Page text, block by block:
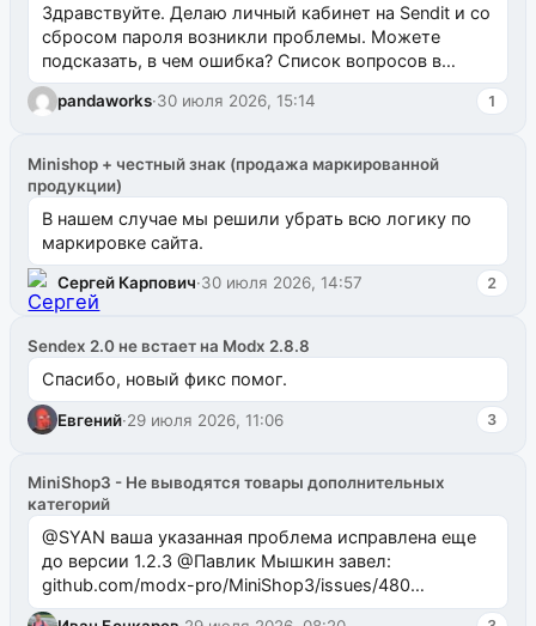
Здравствуйте. Делаю личный кабинет на Sendit и со
сбросом пароля возникли проблемы. Можете
подсказать, в чем ошибка? Список вопросов в
одноименном разделе на modx.pro пока пуст, и,...
pandaworks·30 июля 2026, 15:14 1
Minishop + честный знак (продажа маркированной
продукции)
В нашем случае мы решили убрать всю логику по
маркировке сайта.
Сергей Карпович·30 июля 2026, 14:57 2
Sendex 2.0 не встает на Modx 2.8.8
Спасибо, новый фикс помог.
Евгений·29 июля 2026, 11:06 3
MiniShop3 - Не выводятся товары дополнительных
категорий
@SYAN ваша указанная проблема исправлена еще
до версии 1.2.3 @Павлик Мышкин завел:
github.com/modx-pro/MiniShop3/issues/480
github.com/modx-pro/MiniShop3/issues/481Исправим